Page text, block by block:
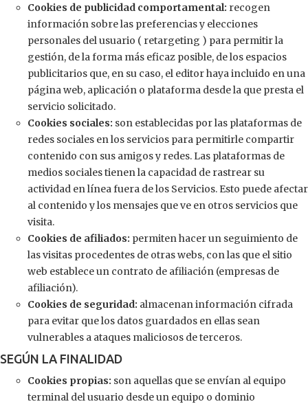
Cookies de publicidad comportamental: recogen
información sobre las preferencias y elecciones
personales del usuario ( retargeting ) para permitir la
gestión, de la forma más eficaz posible, de los espacios
publicitarios que, en su caso, el editor haya incluido en una
página web, aplicación o plataforma desde la que presta el
servicio solicitado.
Cookies sociales: son establecidas por las plataformas de
redes sociales en los servicios para permitirle compartir
contenido con sus amigos y redes. Las plataformas de
medios sociales tienen la capacidad de rastrear su
actividad en línea fuera de los Servicios. Esto puede afectar
al contenido y los mensajes que ve en otros servicios que
visita.
Cookies de afiliados: permiten hacer un seguimiento de
las visitas procedentes de otras webs, con las que el sitio
web establece un contrato de afiliación (empresas de
afiliación).
Cookies de seguridad: almacenan información cifrada
para evitar que los datos guardados en ellas sean
vulnerables a ataques maliciosos de terceros.
SEGÚN LA FINALIDAD
Cookies propias: son aquellas que se envían al equipo
terminal del usuario desde un equipo o dominio